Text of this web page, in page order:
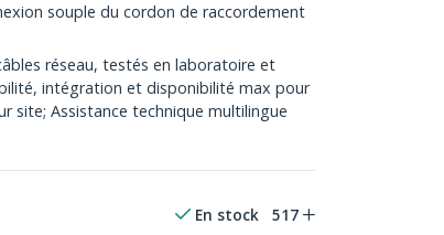
souple du cordon de raccordement
réseau, testés en laboratoire et
intégration et disponibilité max pour
site; Assistance technique multilingue
En stock 517